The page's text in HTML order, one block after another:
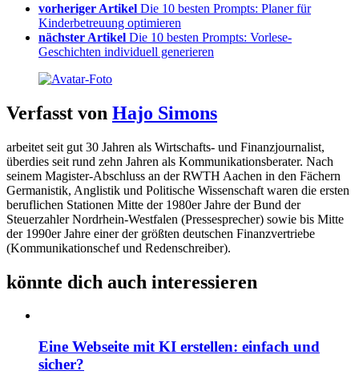
vorheriger Artikel Die 10 besten Prompts: Planer für
Kinderbetreuung optimieren
nächster Artikel Die 10 besten Prompts: Vorlese-
Geschichten individuell generieren
Verfasst von Hajo Simons
arbeitet seit gut 30 Jahren als Wirtschafts- und Finanzjournalist,
überdies seit rund zehn Jahren als Kommunikationsberater. Nach
seinem Magister-Abschluss an der RWTH Aachen in den Fächern
Germanistik, Anglistik und Politische Wissenschaft waren die ersten
beruflichen Stationen Mitte der 1980er Jahre der Bund der
Steuerzahler Nordrhein-Westfalen (Pressesprecher) sowie bis Mitte
der 1990er Jahre einer der größten deutschen Finanzvertriebe
(Kommunikationschef und Redenschreiber).
könnte dich auch interessieren
Eine Webseite mit KI erstellen: einfach und
sicher?